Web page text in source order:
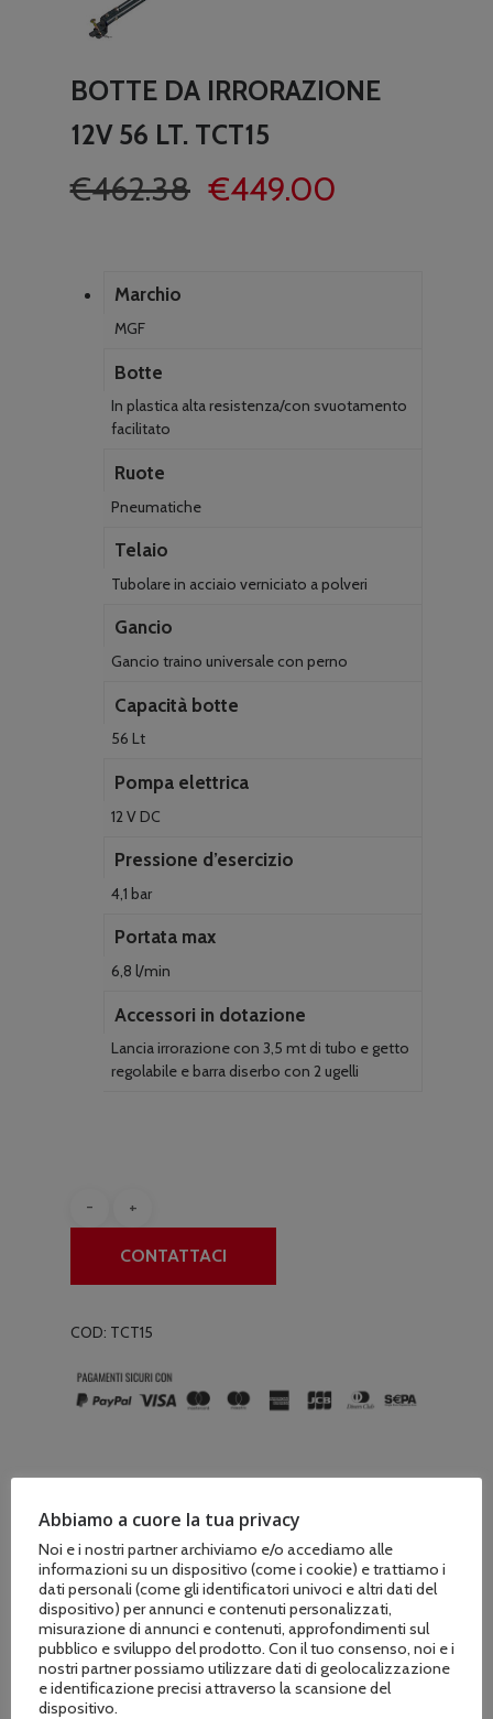
BOTTE DA IRRORAZIONE
12V 56 LT. TCT15
€462.38 Il€449.00
Marchio
MGF
Botte
In plastica alta resistenza/con svuotamento
facilitato
Ruote
Pneumatiche
Telaio
Tubolare in acciaio verniciato a polveri
Gancio
Gancio traino universale con perno
Capacità botte
56 Lt
Pompa elettrica
12 V DC
Pressione d’esercizio
4,1 bar
Portata max
6,8 l/min
Accessori in dotazione
Lancia irrorazione con 3,5 mt di tubo e getto
regolabile e barra diserbo con 2 ugelli
CONTATTACI
COD: TCT15
Informazioni aggiuntive
Marchio
Fiaba
Abbiamo a cuore la tua privacy
Noi e i nostri partner archiviamo e/o accediamo alle
informazioni su un dispositivo (come i cookie) e trattiamo i
dati personali (come gli identificatori univoci e altri dati del
dispositivo) per annunci e contenuti personalizzati,
misurazione di annunci e contenuti, approfondimenti sul
pubblico e sviluppo del prodotto. Con il tuo consenso, noi e i
nostri partner possiamo utilizzare dati di geolocalizzazione
e identificazione precisi attraverso la scansione del
dispositivo.